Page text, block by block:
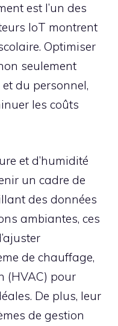
est l’un des
IoT montrent
Optimiser
seulement
du personnel,
les coûts
et d’humidité
un cadre de
des données
ambiantes, ces
de chauffage,
(HVAC) pour
De plus, leur
de gestion